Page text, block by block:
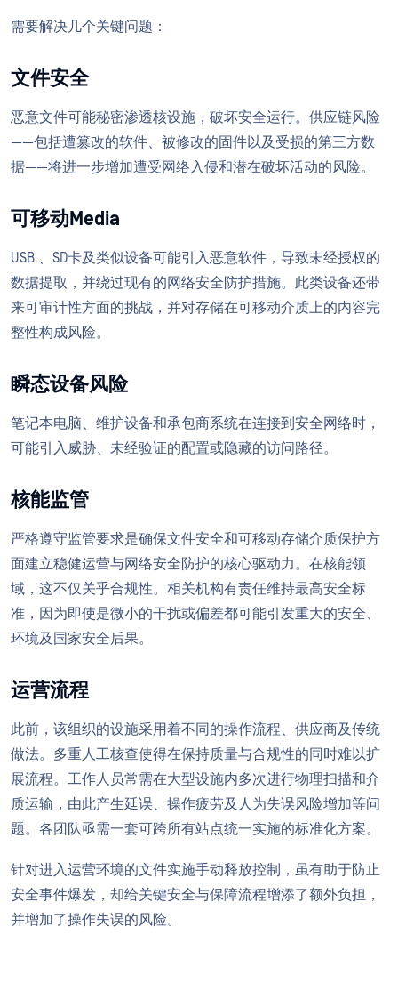
需要解决几个关键问题：
文件安全
恶意文件可能秘密渗透核设施，破坏安全运行。供应链风险
——包括遭篡改的软件、被修改的固件以及受损的第三方数
据——将进一步增加遭受网络入侵和潜在破坏活动的风险。
可移动Media
USB 、SD卡及类似设备可能引入恶意软件，导致未经授权的
数据提取，并绕过现有的网络安全防护措施。此类设备还带
来可审计性方面的挑战，并对存储在可移动介质上的内容完
整性构成风险。
瞬态设备风险
笔记本电脑、维护设备和承包商系统在连接到安全网络时，
可能引入威胁、未经验证的配置或隐藏的访问路径。
核能监管
严格遵守监管要求是确保文件安全和可移动存储介质保护方
面建立稳健运营与网络安全防护的核心驱动力。在核能领
域，这不仅关乎合规性。相关机构有责任维持最高安全标
准，因为即使是微小的干扰或偏差都可能引发重大的安全、
环境及国家安全后果。
运营流程
此前，该组织的设施采用着不同的操作流程、供应商及传统
做法。多重人工核查使得在保持质量与合规性的同时难以扩
展流程。工作人员常需在大型设施内多次进行物理扫描和介
质运输，由此产生延误、操作疲劳及人为失误风险增加等问
题。各团队亟需一套可跨所有站点统一实施的标准化方案。
针对进入运营环境的文件实施手动释放控制，虽有助于防止
安全事件爆发，却给关键安全与保障流程增添了额外负担，
并增加了操作失误的风险。